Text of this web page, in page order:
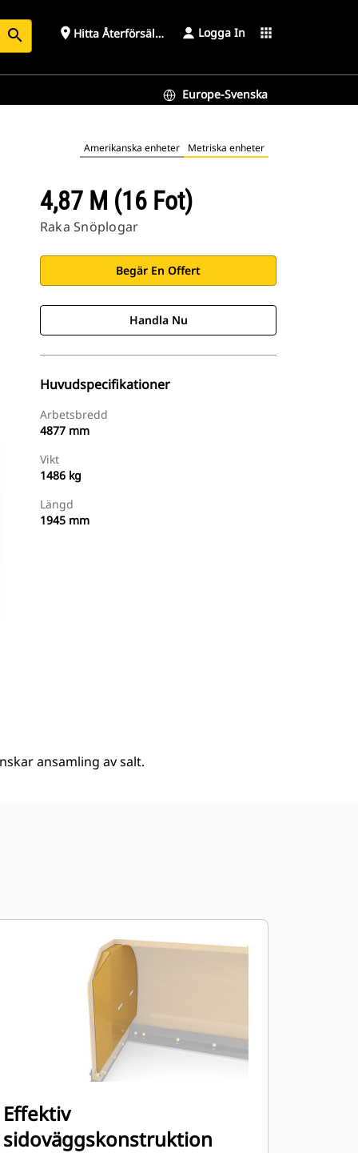
search place Hitta Återförsäljare Logga In apps
Europe-Svenska
Amerikanska enheter Metriska enheter
4,87 M (16 Fot)
Raka Snöplogar
Begär En Offert
Handla Nu
Huvudspecifikationer
Arbetsbredd
4877 mm
Vikt
1486 kg
Längd
1945 mm
ansamling av salt.
Effektiv
sidoväggskonstruktion